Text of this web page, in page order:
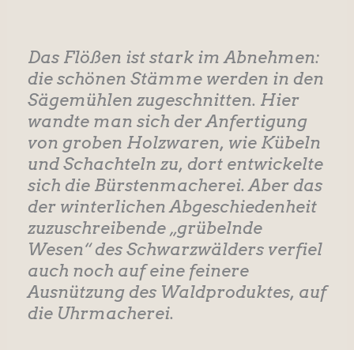
Das Flößen ist stark im Abnehmen:
die schönen Stämme werden in den
Sägemühlen zugeschnitten. Hier
wandte man sich der Anfertigung
von groben Holzwaren, wie Kübeln
und Schachteln zu, dort entwickelte
sich die Bürstenmacherei. Aber das
der winterlichen Abgeschiedenheit
zuzuschreibende „grübelnde
Wesen“ des Schwarzwälders verfiel
auch noch auf eine feinere
Ausnützung des Waldproduktes, auf
die Uhrmacherei.